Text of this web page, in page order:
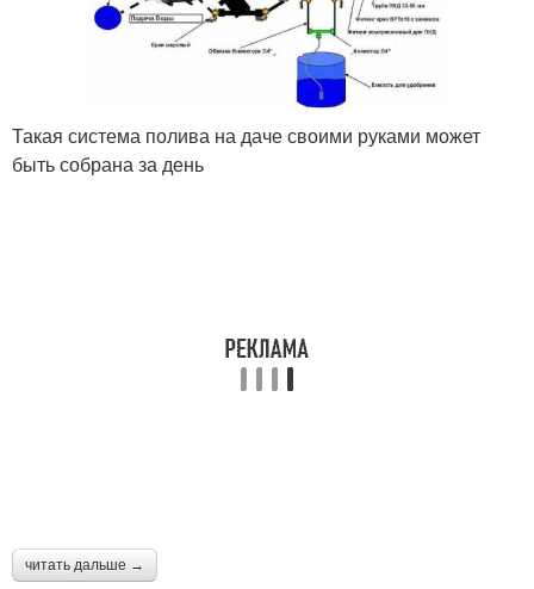
Такая система полива на даче своими руками может
быть собрана за день
читать дальше →